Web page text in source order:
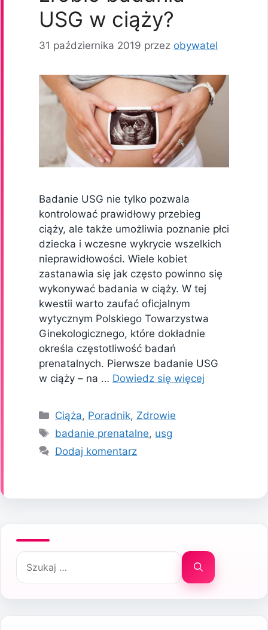
USG w ciąży?
31 października 2019 przez obywatel
Badanie USG nie tylko pozwala
kontrolować prawidłowy przebieg
ciąży, ale także umożliwia poznanie płci
dziecka i wczesne wykrycie wszelkich
nieprawidłowości. Wiele kobiet
zastanawia się jak często powinno się
wykonywać badania w ciąży. W tej
kwestii warto zaufać oficjalnym
wytycznym Polskiego Towarzystwa
Ginekologicznego, które dokładnie
określa częstotliwość badań
prenatalnych. Pierwsze badanie USG
w ciąży – na … Dowiedz się więcej
Kategorie
Ciąża, Poradnik, Zdrowie
Tagi
badanie prenatalne, usg
Dodaj komentarz
Szukaj: